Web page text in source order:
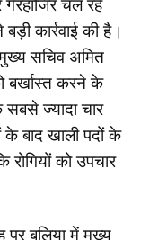
गैरहाजिर चल रहे
कार्रवाई की है।
मुख्य सचिव अमित
बर्खास्त करने के
सबसे ज्यादा चार
बाद खाली पदों के
रोगियों को उपचार
पर बलिया में मुख्य